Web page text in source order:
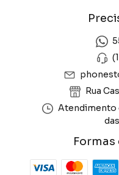
Rua
Atendimento